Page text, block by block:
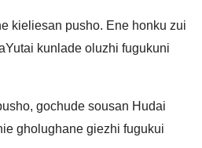
kieliesan pusho. Ene honku zui
kunlade oluzhi fugukuni
gochude sousan Hudai
gholughane giezhi fugukui